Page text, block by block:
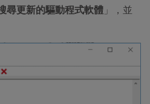
尋更新的驅動程式軟體 」，並